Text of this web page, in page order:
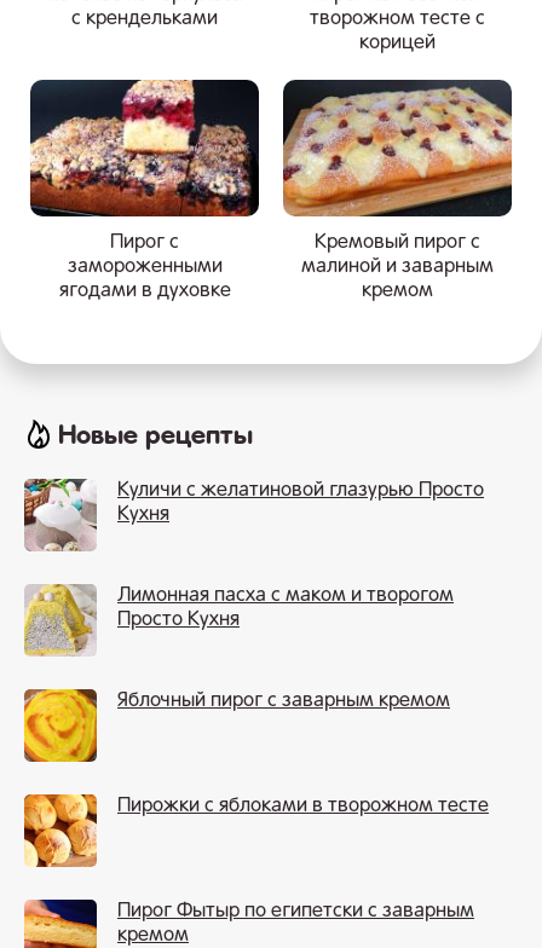
с крендельками
творожном тесте с
корицей
Пирог с
замороженными
ягодами в духовке
Кремовый пирог с
малиной и заварным
кремом
Новые рецепты
Куличи с желатиновой глазурью Просто
Кухня
Лимонная пасха с маком и творогом
Просто Кухня
Яблочный пирог с заварным кремом
Пирожки с яблоками в творожном тесте
Пирог Фытыр по египетски с заварным
кремом